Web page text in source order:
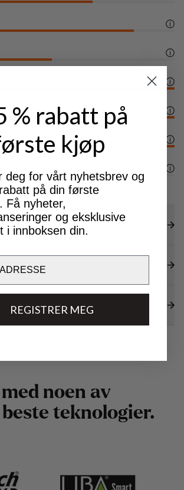
med noen av
beste teknologier.
% rabatt på
kjøp
deg for vårt nyhetsbrev og
på din første
Få nyheter,
og eksklusive
i innboksen din.
REGISTRER MEG